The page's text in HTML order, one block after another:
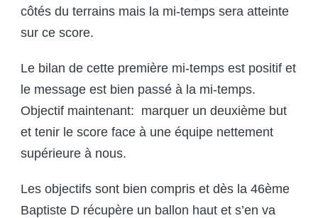
côtés du terrains mais la mi-temps sera atteinte
sur ce score.
Le bilan de cette première mi-temps est positif et
le message est bien passé à la mi-temps.
Objectif maintenant: marquer un deuxième but
et tenir le score face à une équipe nettement
supérieure à nous.
Les objectifs sont bien compris et dès la 46ème
Baptiste D récupère un ballon haut et s’en va